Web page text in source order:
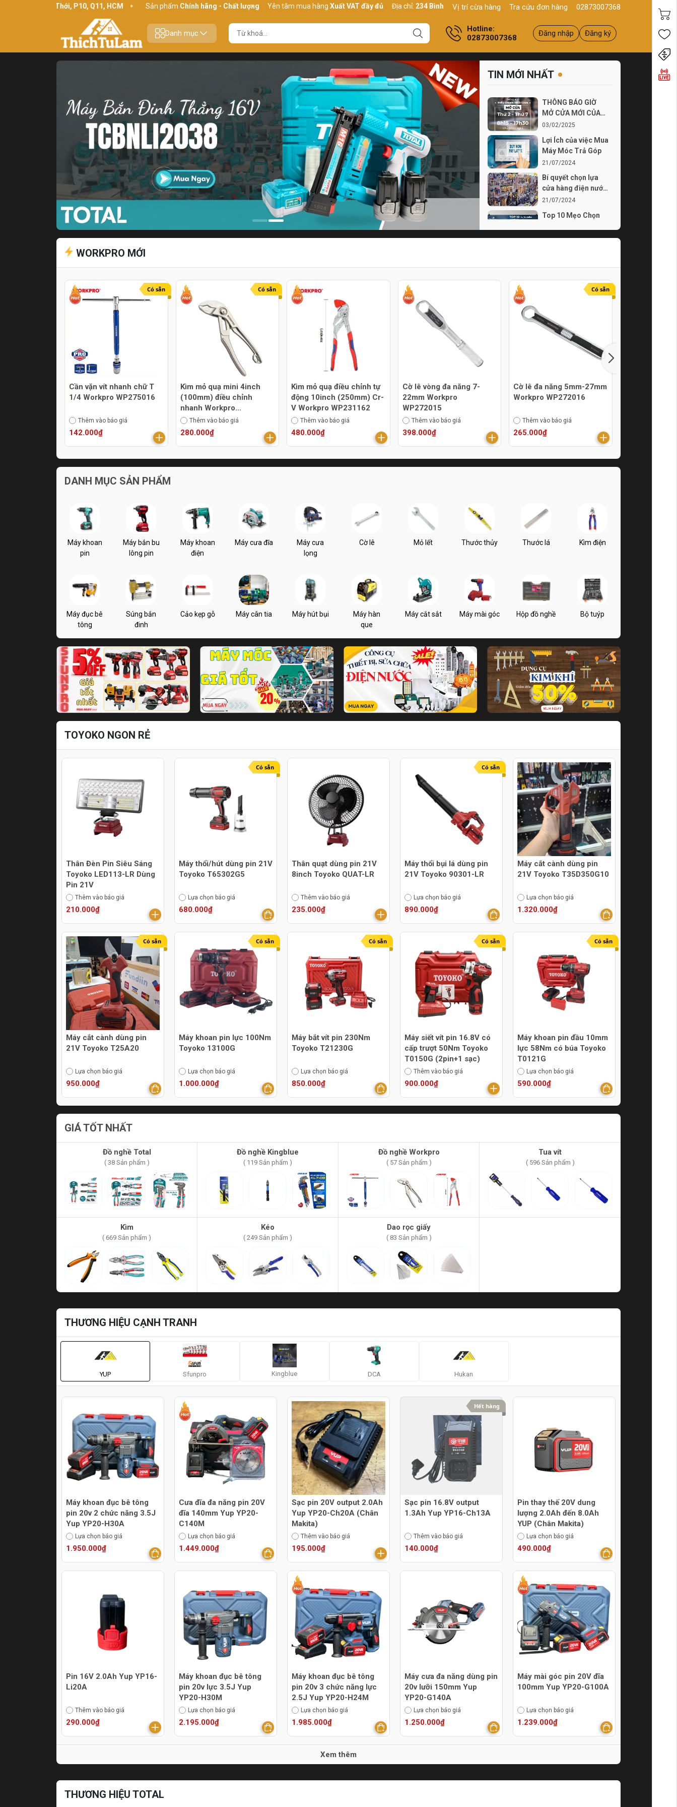
Bình Thới, P10, Q11, HCM Sản phẩmChính hãng - Chất lượng Yên tâm mua hàngXuất VAT đầy đủ Địa chỉ: 234 Bình Thới, P10, Q11, HCM Sản phẩmChính hãng - Chất lượng
Vị trí cừa hàng Tra cứu đơn hàng 02873007368
Danh mục
Hotline:
02873007368
Đăng nhập Đăng ký
TIN MỚI NHẤT
THÔNG BÁO GIỜ
MỞ CỬA MỚI CỦA
THÍCH TỰ LÀM TỪ
03/02/2025
Lợi Ích của việc Mua
Máy Móc Trả Góp
21/07/2024
Bí quyết chọn lựa
cửa hàng điện nước
chất lượng
21/07/2024
Top 10 Mẹo Chọn
Tín Online
21/07/2024
WORKPRO MỚI
Có sẵn
Cần vặn vít nhanh chữ T
1/4 Workpro WP275016
Thêm vào báo giá
142.000₫
Có sẵn
Kìm mỏ quạ mini 4inch
(100mm) điều chỉnh
nhanh Workpro
WP231170
Thêm vào báo giá
280.000₫
Kìm mỏ quạ điều chỉnh tự
động 10inch (250mm) Cr-
V Workpro WP231162
Thêm vào báo giá
480.000₫
Cờ lê vòng đa năng 7-
22mm Workpro
WP272015
Thêm vào báo giá
398.000₫
Có sẵn
Cờ lê đa năng 5mm-27mm
Workpro WP272016
Thêm vào báo giá
265.000₫
DANH MỤC SẢN PHẨM
Máy khoan
pin
Máy bắn bu
lông pin
Máy khoan
điện
Máy cưa đĩa
Máy cưa
lọng
Cờ lê Mỏ lết Thước thủy Thước lá Kìm điện
Máy đục bê
tông
Súng bắn
đinh
Cảo kẹp gỗ Máy cân tia Máy hút bụi
Máy hàn
que
Máy cắt sắt Máy mài góc Hộp đồ nghề Bộ tuýp
TOYOKO NGON RẺ
Thân Đèn Pin Siêu Sáng
Toyoko LED113-LR Dùng
Pin 21V
Thêm vào báo giá
210.000₫
Có sẵn
Máy thổi/hút dùng pin 21V
Toyoko T65302G5
Lựa chọn báo giá
680.000₫
Thân quạt dùng pin 21V
8inch Toyoko QUAT-LR
Thêm vào báo giá
235.000₫
Có sẵn
Máy thổi bụi lá dùng pin
21V Toyoko 90301-LR
Lựa chọn báo giá
890.000₫
Máy cắt cành dùng pin
21V Toyoko T35D350G10
Lựa chọn báo giá
1.320.000₫
Có sẵn
Máy cắt cành dùng pin
21V Toyoko T25A20
Lựa chọn báo giá
950.000₫
Có sẵn
Máy khoan pin lực 100Nm
Toyoko 13100G
Lựa chọn báo giá
1.000.000₫
Có sẵn
Máy bắt vít pin 230Nm
Toyoko T21230G
Lựa chọn báo giá
850.000₫
Có sẵn
Máy siết vít pin 16.8V có
cấp trượt 50Nm Toyoko
T0150G (2pin+1 sạc)
Thêm vào báo giá
900.000₫
Có sẵn
Máy khoan pin đầu 10mm
lực 58Nm có búa Toyoko
T0121G
Lựa chọn báo giá
590.000₫
GIÁ TỐT NHẤT
Đồ nghề Total
( 38 Sản phẩm )
Đồ nghề Kingblue
( 119 Sản phẩm )
Đồ nghề Workpro
( 57 Sản phẩm )
Tua vít
( 596 Sản phẩm )
Kìm
( 669 Sản phẩm )
Kéo
( 249 Sản phẩm )
Dao rọc giấy
( 83 Sản phẩm )
THƯƠNG HIỆU CẠNH TRANH
YUP Sfunpro Kingblue DCA Hukan
Máy khoan đục bê tông
pin 20v 2 chức năng 3.5J
Yup YP20-H30A
Lựa chọn báo giá
1.950.000₫
Cưa đĩa đa năng pin 20V
đĩa 140mm Yup YP20-
C140M
Lựa chọn báo giá
1.449.000₫
Sạc pin 20V output 2.0Ah
Yup YP20-Ch20A (Chân
Makita)
Thêm vào báo giá
195.000₫
Hết hàng
Sạc pin 16.8V output
1.3Ah Yup YP16-Ch13A
Thêm vào báo giá
140.000₫
Pin thay thế 20V dung
lượng 2.0Ah đến 8.0Ah
YUP (Chân Makita)
Lựa chọn báo giá
490.000₫
Pin 16V 2.0Ah Yup YP16-
Li20A
Thêm vào báo giá
290.000₫
Máy khoan đục bê tông
pin 20v lực 3.5J Yup
YP20-H30M
Lựa chọn báo giá
2.195.000₫
Máy khoan đục bê tông
pin 20v 3 chức năng lực
2.5J Yup YP20-H24M
Lựa chọn báo giá
1.985.000₫
Máy cưa đa năng dùng pin
20v lưỡi 150mm Yup
YP20-G140A
Lựa chọn báo giá
1.250.000₫
Máy mài góc pin 20V đĩa
100mm Yup YP20-G100A
Lựa chọn báo giá
1.239.000₫
Xem thêm
THƯƠNG HIỆU TOTAL